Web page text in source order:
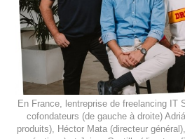
En France, lentreprise de freelancing IT
cofondateurs (de gauche à droite)
produits), Héctor Mata (directeur